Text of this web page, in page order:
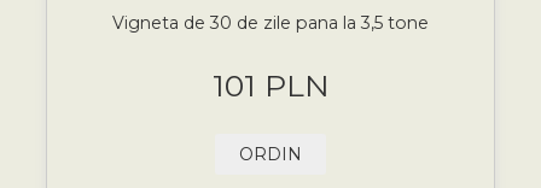
Vigneta de 30 de zile pana la 3,5 tone
101 PLN
ORDIN